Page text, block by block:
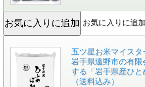
お気に入りに追
五ツ星お米マイスタ
岩手県遠野市の有
する「岩手県産ひと
（送料込み）